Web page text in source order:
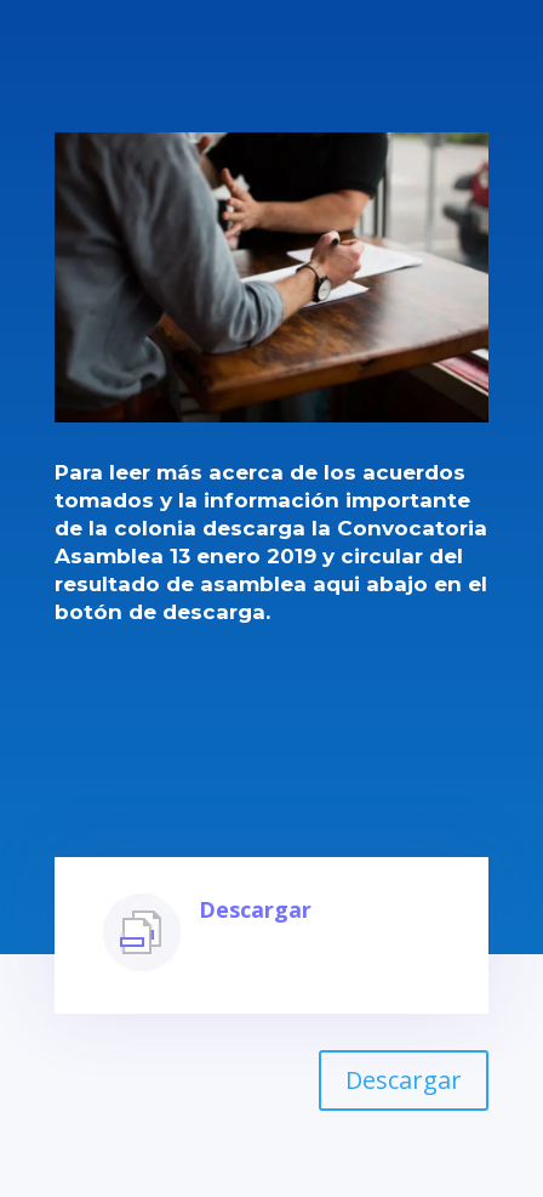
Para leer más acerca de los acuerdos
tomados y la información importante
de la colonia descarga la Convocatoria
Asamblea 13 enero 2019 y circular del
resultado de asamblea aqui abajo en el
botón de descarga.
Descargar
Descargar